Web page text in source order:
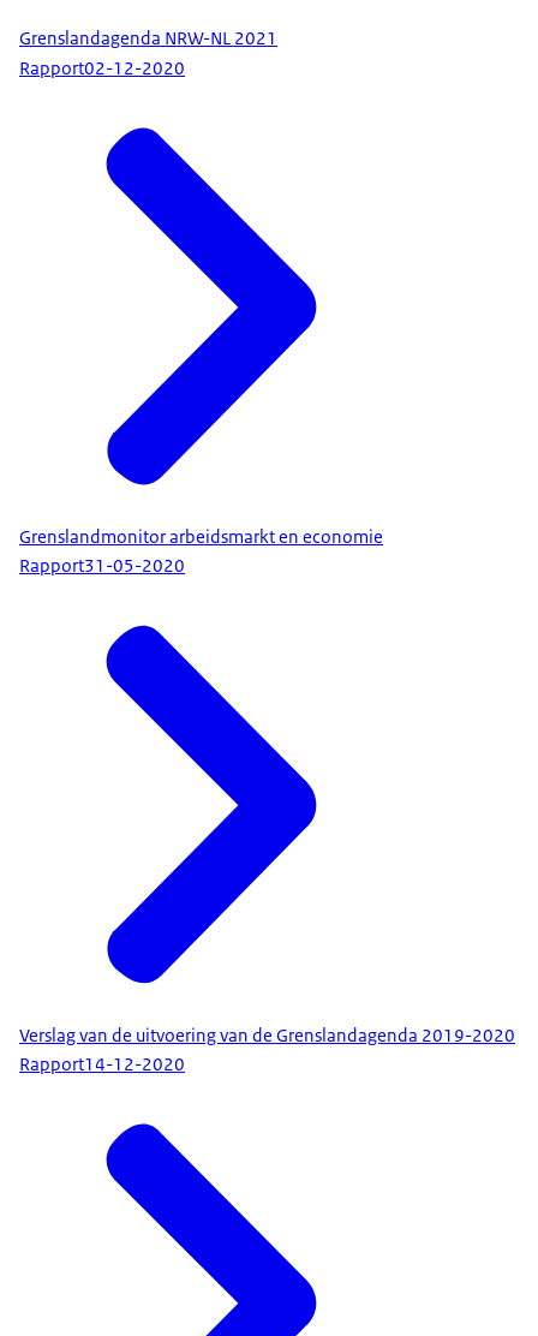
Grenslandagenda NRW-NL 2021
Rapport02-12-2020
Grenslandmonitor arbeidsmarkt en economie
Rapport31-05-2020
Verslag van de uitvoering van de Grenslandagenda 2019-2020
Rapport14-12-2020